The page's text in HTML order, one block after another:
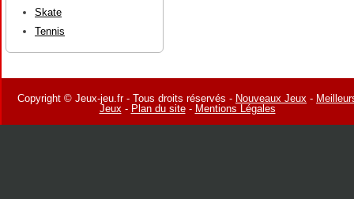
Skate
Tennis
Copyright © Jeux-jeu.fr - Tous droits réservés - Nouveaux Jeux -
Jeux- Plan du site- Mentions Légales